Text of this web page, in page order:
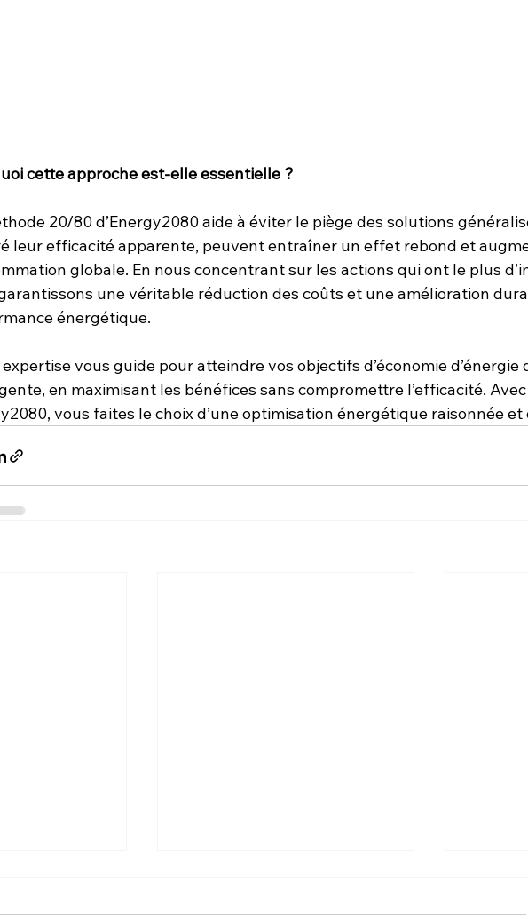
cette approche est-elle essentielle ?
20/80 d’Energy2080 aide à éviter le piège des solutions
leur efficacité apparente, peuvent entraîner un effet rebond et
globale. En nous concentrant sur les actions qui ont le plus
une véritable réduction des coûts et une amélioration
énergétique.
vous guide pour atteindre vos objectifs d’économie d’énergie
en maximisant les bénéfices sans compromettre l’efficacité. Avec
vous faites le choix d’une optimisation énergétique raisonnée et